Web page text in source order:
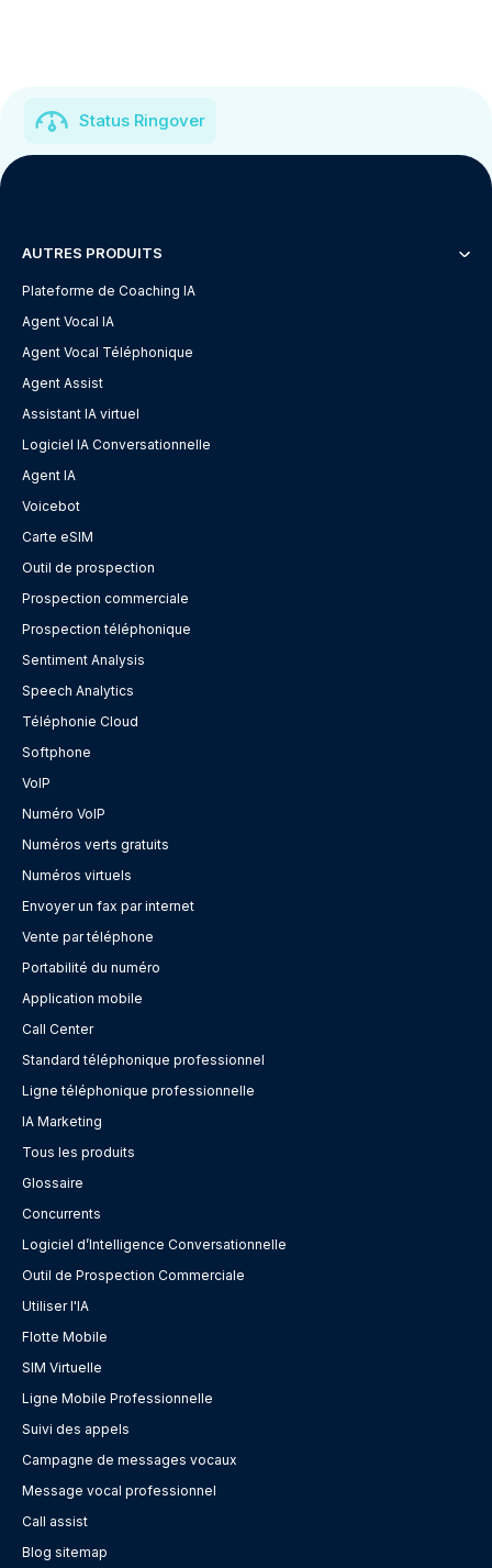
Status Ringover
AUTRES PRODUITS
Plateforme de Coaching IA
Agent Vocal IA
Agent Vocal Téléphonique
Agent Assist
Assistant IA virtuel
Logiciel IA Conversationnelle
Agent IA
Voicebot
Carte eSIM
Outil de prospection
Prospection commerciale
Prospection téléphonique
Sentiment Analysis
Speech Analytics
Téléphonie Cloud
Softphone
VoIP
Numéro VoIP
Numéros verts gratuits
Numéros virtuels
Envoyer un fax par internet
Vente par téléphone
Portabilité du numéro
Application mobile
Call Center
Standard téléphonique professionnel
Ligne téléphonique professionnelle
IA Marketing
Tous les produits
Glossaire
Concurrents
Logiciel d’Intelligence Conversationnelle
Outil de Prospection Commerciale
Utiliser l'IA
Flotte Mobile
SIM Virtuelle
Ligne Mobile Professionnelle
Suivi des appels
Campagne de messages vocaux
Message vocal professionnel
Call assist
Blog sitemap